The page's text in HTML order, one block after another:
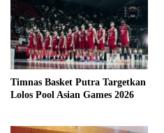
Timnas Basket Putra Targetkan
Lolos Pool Asian Games 2026